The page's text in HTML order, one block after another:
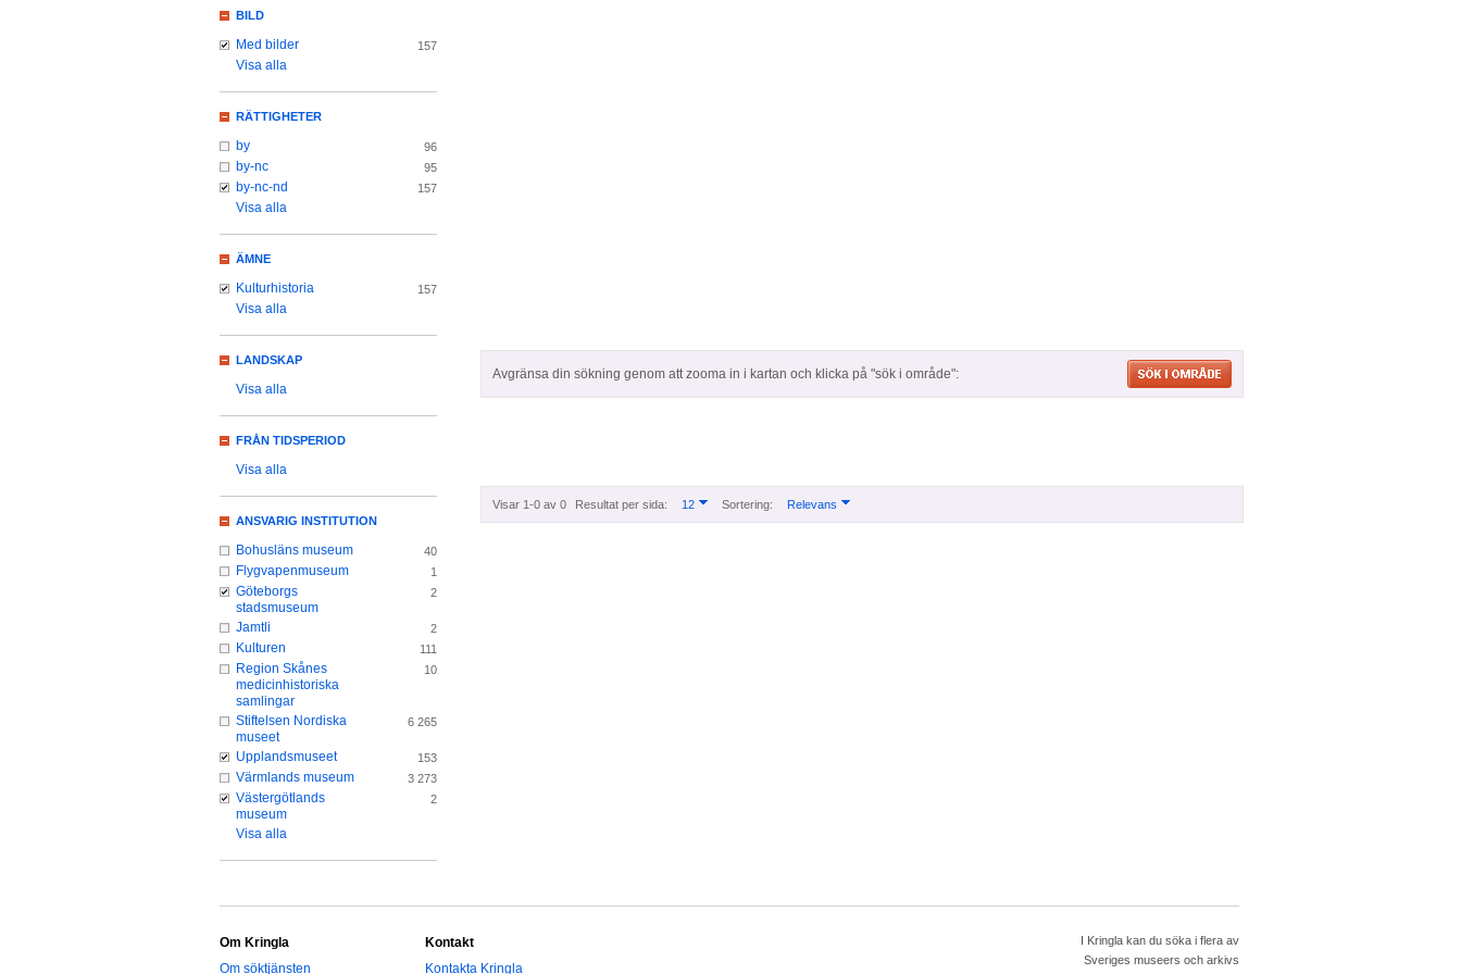
Avgränsa din sökning genom att zooma in i kartan och klicka på "sök i område":
Visar 1-0 av 0 Resultat per sida: 12 Sortering: Relevans
BILD
Med bilder 157
Visa alla
RÄTTIGHETER
by 96
by-nc 95
by-nc-nd 157
Visa alla
ÄMNE
Kulturhistoria 157
Visa alla
LANDSKAP
Visa alla
FRÅN TIDSPERIOD
Visa alla
ANSVARIG INSTITUTION
Bohusläns museum 40
Flygvapenmuseum 1
Göteborgs
stadsmuseum
2
Jamtli 2
Kulturen 111
Region Skånes
medicinhistoriska
samlingar
10
Stiftelsen Nordiska
museet
6 265
Upplandsmuseet 153
Värmlands museum 3 273
Västergötlands
museum
2
Visa alla
Om Kringla
Om söktjänsten
Kontakt
Kontakta Kringla
I Kringla kan du söka i flera av
Sveriges museers och arkivs